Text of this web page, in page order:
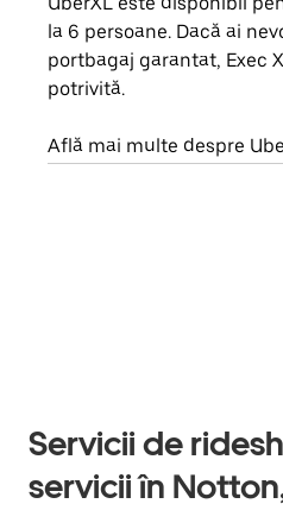
la 6 persoane. Dacă ai
portbagaj garantat, Exec
potrivită.
Află mai multe despre
Servicii de
servicii în